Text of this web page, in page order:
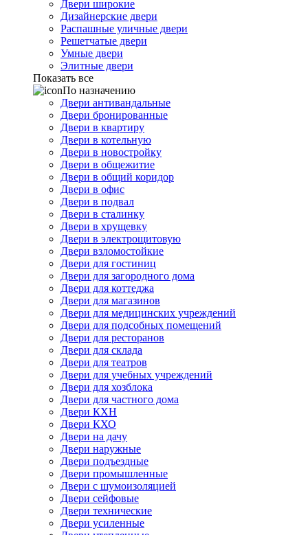
Двери широкие
Дизайнерские двери
Распашные уличные двери
Решетчатые двери
Умные двери
Элитные двери
Показать все
По назначению
Двери антивандальные
Двери бронированные
Двери в квартиру
Двери в котельную
Двери в новостройку
Двери в общежитие
Двери в общий коридор
Двери в офис
Двери в подвал
Двери в сталинку
Двери в хрущевку
Двери в электрощитовую
Двери взломостойкие
Двери для гостиниц
Двери для загородного дома
Двери для коттеджа
Двери для магазинов
Двери для медицинских учреждений
Двери для подсобных помещений
Двери для ресторанов
Двери для склада
Двери для театров
Двери для учебных учреждений
Двери для хозблока
Двери для частного дома
Двери КХН
Двери КХО
Двери на дачу
Двери наружные
Двери подъездные
Двери промышленные
Двери с шумоизоляцией
Двери сейфовые
Двери технические
Двери усиленные